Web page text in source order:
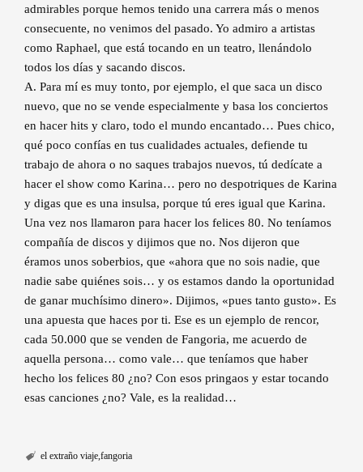
admirables porque hemos tenido una carrera más o menos
consecuente, no venimos del pasado. Yo admiro a artistas
como Raphael, que está tocando en un teatro, llenándolo
todos los días y sacando discos.
A. Para mí es muy tonto, por ejemplo, el que saca un disco
nuevo, que no se vende especialmente y basa los conciertos
en hacer hits y claro, todo el mundo encantado… Pues chico,
qué poco confías en tus cualidades actuales, defiende tu
trabajo de ahora o no saques trabajos nuevos, tú dedícate a
hacer el show como Karina… pero no despotriques de Karina
y digas que es una insulsa, porque tú eres igual que Karina.
Una vez nos llamaron para hacer los felices 80. No teníamos
compañía de discos y dijimos que no. Nos dijeron que
éramos unos soberbios, que «ahora que no sois nadie, que
nadie sabe quiénes sois… y os estamos dando la oportunidad
de ganar muchísimo dinero». Dijimos, «pues tanto gusto». Es
una apuesta que haces por ti. Ese es un ejemplo de rencor,
cada 50.000 que se venden de Fangoria, me acuerdo de
aquella persona… como vale… que teníamos que haber
hecho los felices 80 ¿no? Con esos pringaos y estar tocando
esas canciones ¿no? Vale, es la realidad…
el extraño viaje fangoria